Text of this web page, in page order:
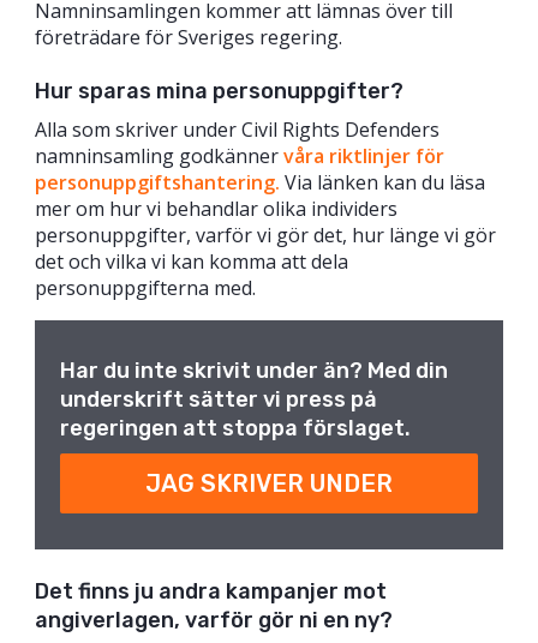
Namninsamlingen kommer att lämnas över till
företrädare för Sveriges regering.
Hur sparas mina personuppgifter?
Alla som skriver under Civil Rights Defenders
namninsamling godkännervåra riktlinjer för
personuppgiftshantering. Via länken kan du läsa
mer om hur vi behandlar olika individers
personuppgifter, varför vi gör det, hur länge vi gör
det och vilka vi kan komma att dela
personuppgifterna med.
Har du inte skrivit under än? Med din
underskrift sätter vi press på
regeringen att stoppa förslaget.
JAG SKRIVER UNDER
Det finns ju andra kampanjer mot
angiverlagen, varför gör ni en ny?